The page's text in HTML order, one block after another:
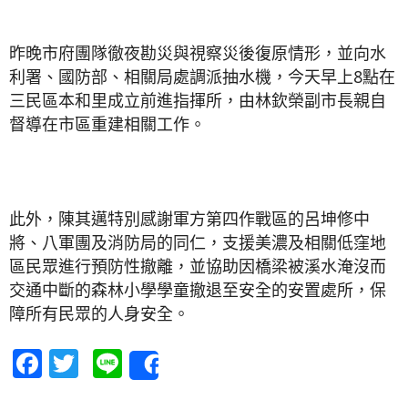
昨晚市府團隊徹夜勘災與視察災後復原情形，並向水
利署、國防部、相關局處調派抽水機，今天早上8點在
三民區本和里成立前進指揮所，由林欽榮副市長親自
督導在市區重建相關工作。
此外，陳其邁特別感謝軍方第四作戰區的呂坤修中
將、八軍團及消防局的同仁，支援美濃及相關低窪地
區民眾進行預防性撤離，並協助因橋梁被溪水淹沒而
交通中斷的森林小學學童撤退至安全的安置處所，保
障所有民眾的人身安全。
Facebook
Twitter
Line